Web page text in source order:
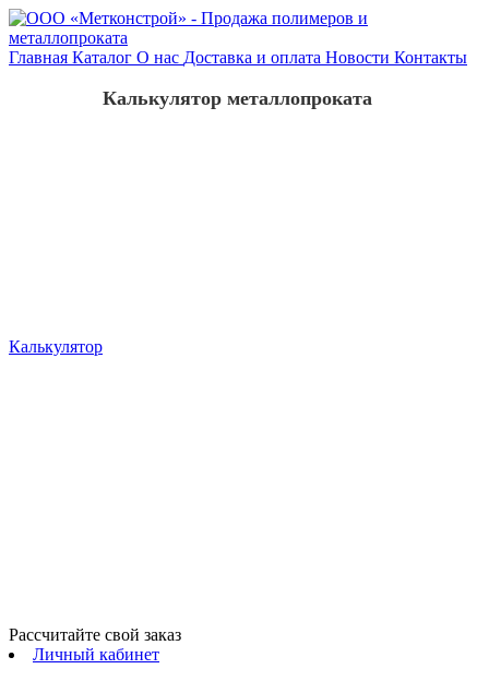
Главная Каталог О нас Доставка и оплата Новости Контакты
Калькулятор
Калькулятор металлопроката
Рассчитайте свой заказ
Личный кабинет